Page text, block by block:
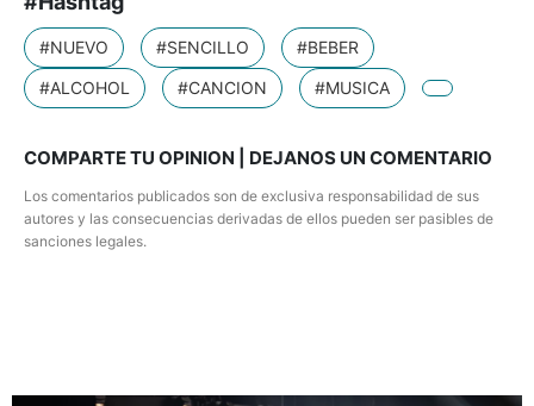
#NUEVO #SENCILLO
#BEBER
#ALCOHOL
#CANCION #MUSICA
COMPARTE TU OPINION | DEJANOS UN COMENTARIO
Los comentarios publicados son de exclusiva responsabilidad de sus
autores y las consecuencias derivadas de ellos pueden ser pasibles de
sanciones legales.